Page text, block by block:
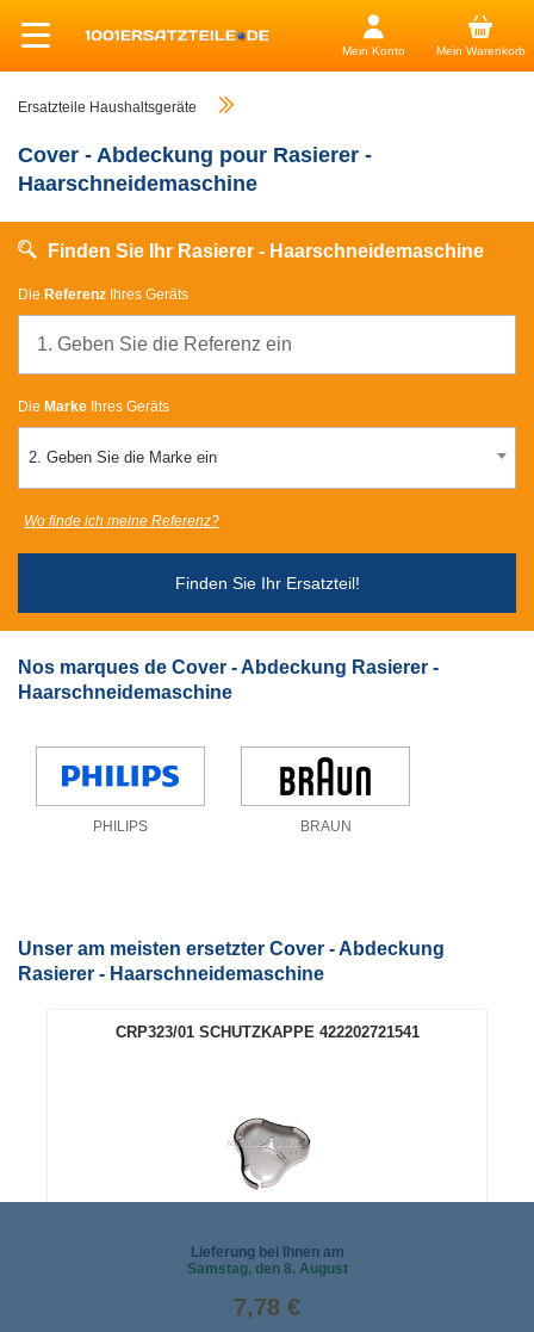
Mein Konto Mein Warenkorb
Ersatzteile Haushaltsgeräte
Cover - Abdeckung pour Rasierer -
Haarschneidemaschine
Finden Sie Ihr Rasierer - Haarschneidemaschine
Die Referenz Ihres Geräts
Die Marke Ihres Geräts
2. Geben Sie die Marke ein
Finden Sie Ihr Ersatzteil!
Wo finde ich meine Referenz?
Nos marques de Cover - Abdeckung Rasierer -
Haarschneidemaschine
PHILIPS BRAUN
Unser am meisten ersetzter Cover - Abdeckung
Rasierer - Haarschneidemaschine
CRP323/01 SCHUTZKAPPE 422202721541
Lieferung bei Ihnen am
Samstag, den 8. August
7,78 €